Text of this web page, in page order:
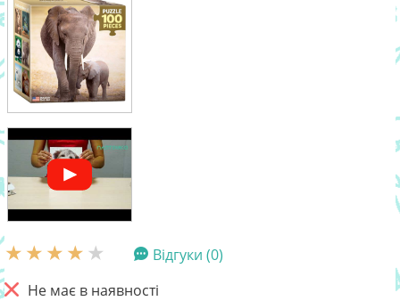
Відгуки (0)
Не має в наявності